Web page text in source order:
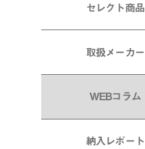
セレクト商品
取扱メーカー
WEBコラム
納入レポート